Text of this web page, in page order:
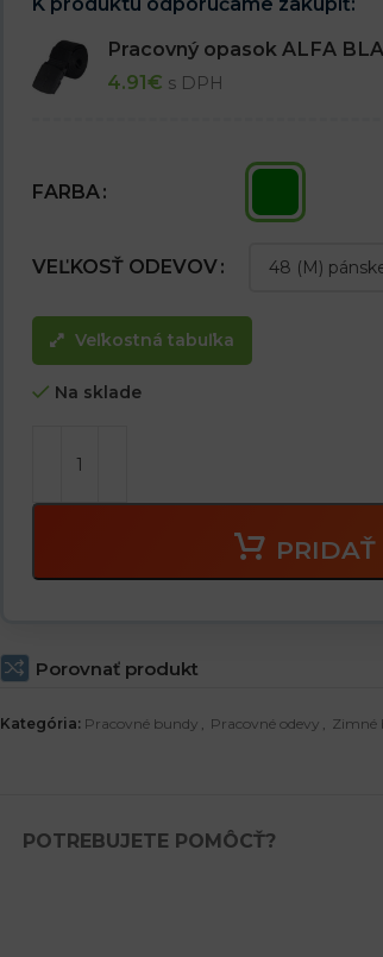
Pracovný opasok ALFA
4.91€ s DPH
FARBA
VEĽKOSŤ ODEVOV
Veľkostná tabuľka
Na sklade
PRIDAŤ
Porovnať produkt
Kategória: Pracovné bundy , Pracovné odevy , Zimné
POTREBUJETE POMÔCŤ?